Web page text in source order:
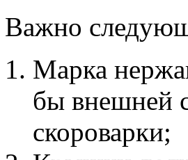
Важно
Марка
бы внешней
скороварки;